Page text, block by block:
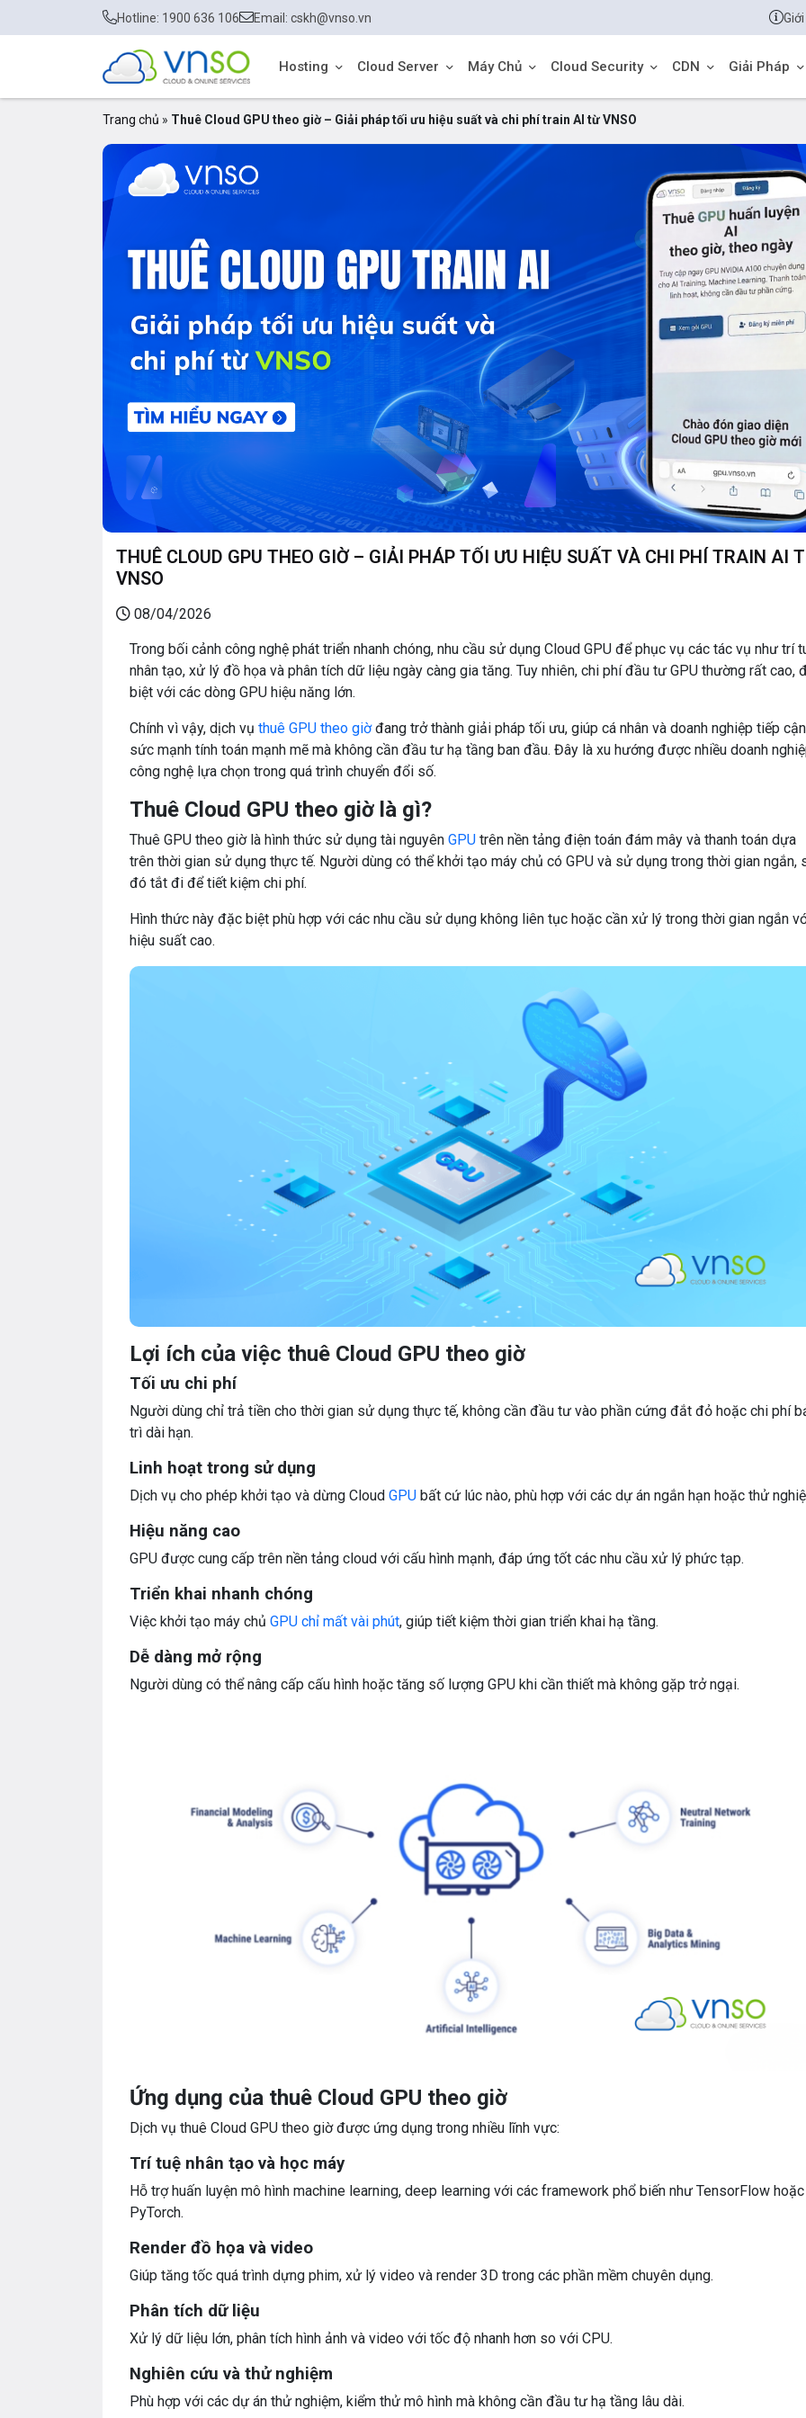
Hotline: 1900 636 106 Email: cskh@vnso.vn
Hosting Cloud Server Máy Chủ Cloud Security CDN Giải Pháp
Trang chủ » Thuê Cloud GPU theo giờ – Giải pháp tối ưu hiệu suất và chi phí train AI từ VNSO
THUÊ CLOUD GPU THEO GIỜ – GIẢI PHÁP TỐI ƯU HIỆU SUẤT VÀ CHI PHÍ TRAIN AI
VNSO
08/04/2026
Trong bối cảnh công nghệ phát triển nhanh chóng, nhu cầu sử dụng Cloud GPU để phục vụ các tác vụ như trí
nhân tạo, xử lý đồ họa và phân tích dữ liệu ngày càng gia tăng. Tuy nhiên, chi phí đầu tư GPU thường rất cao,
biệt với các dòng GPU hiệu năng lớn.
Chính vì vậy, dịch vụ thuê GPU theo giờđang trở thành giải pháp tối ưu, giúp cá nhân và doanh nghiệp tiếp cận
sức mạnh tính toán mạnh mẽ mà không cần đầu tư hạ tầng ban đầu. Đây là xu hướng được nhiều doanh
công nghệ lựa chọn trong quá trình chuyển đổi số.
Thuê Cloud GPU theo giờ là gì?
Thuê GPU theo giờ là hình thức sử dụng tài nguyên GPU trên nền tảng điện toán đám mây và thanh toán dựa
trên thời gian sử dụng thực tế. Người dùng có thể khởi tạo máy chủ có GPU và sử dụng trong thời gian ngắn,
đó tắt đi để tiết kiệm chi phí.
Hình thức này đặc biệt phù hợp với các nhu cầu sử dụng không liên tục hoặc cần xử lý trong thời gian ngắn
hiệu suất cao.
Lợi ích của việc thuê Cloud GPU theo giờ
Tối ưu chi phí
Người dùng chỉ trả tiền cho thời gian sử dụng thực tế, không cần đầu tư vào phần cứng đắt đỏ hoặc chi phí
trì dài hạn.
Linh hoạt trong sử dụng
Dịch vụ cho phép khởi tạo và dừng Cloud GPU bất cứ lúc nào, phù hợp với các dự án ngắn hạn hoặc thử
Hiệu năng cao
GPU được cung cấp trên nền tảng cloud với cấu hình mạnh, đáp ứng tốt các nhu cầu xử lý phức tạp.
Triển khai nhanh chóng
Việc khởi tạo máy chủ GPU chỉ mất vài phút, giúp tiết kiệm thời gian triển khai hạ tầng.
Dễ dàng mở rộng
Người dùng có thể nâng cấp cấu hình hoặc tăng số lượng GPU khi cần thiết mà không gặp trở ngại.
Ứng dụng của thuê Cloud GPU theo giờ
Dịch vụ thuê Cloud GPU theo giờ được ứng dụng trong nhiều lĩnh vực:
Trí tuệ nhân tạo và học máy
Hỗ trợ huấn luyện mô hình machine learning, deep learning với các framework phổ biến như TensorFlow hoặc
PyTorch.
Render đồ họa và video
Giúp tăng tốc quá trình dựng phim, xử lý video và render 3D trong các phần mềm chuyên dụng.
Phân tích dữ liệu
Xử lý dữ liệu lớn, phân tích hình ảnh và video với tốc độ nhanh hơn so với CPU.
Nghiên cứu và thử nghiệm
Phù hợp với các dự án thử nghiệm, kiểm thử mô hình mà không cần đầu tư hạ tầng lâu dài.